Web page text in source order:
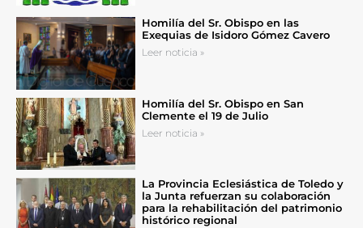
Homilía del Sr. Obispo en las
Exequias de Isidoro Gómez Cavero
Leer noticia »
Homilía del Sr. Obispo en San
Clemente el 19 de Julio
Leer noticia »
La Provincia Eclesiástica de Toledo y
la Junta refuerzan su colaboración
para la rehabilitación del patrimonio
histórico regional